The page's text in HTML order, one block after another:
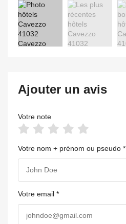
Ajouter un avis
Votre note
Votre nom + prénom ou pseudo *
Votre email *